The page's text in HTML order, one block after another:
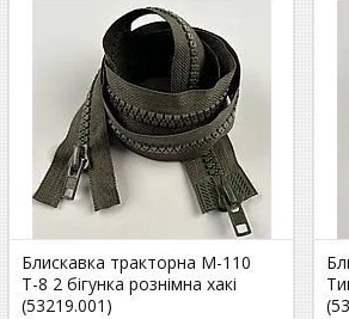
Блискавка тракторна М-110
Т-8 2 бігунка рознімна хакі
(53219.001)